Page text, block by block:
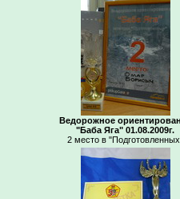
Ведорожное
"Баба Яга" 01.08.2009г.
2 место в